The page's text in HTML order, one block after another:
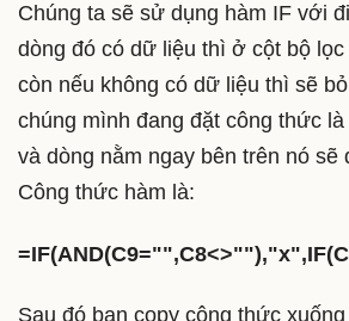
Chúng ta sẽ sử dụng hàm IF với
dòng đó có dữ liệu thì ở cột bộ
còn nếu không có dữ liệu thì sẽ
chúng mình đang đặt công thức
và dòng nằm ngay bên trên nó sẽ
Công thức hàm là:
Sau đó bạn copy công thức